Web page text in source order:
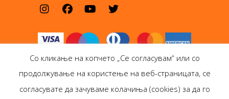
Со кликање на копчето „Се согласувам“ или со
продолжување на користење на веб-страницата, се
согласувате да зачуваме колачиња (cookies) за да го